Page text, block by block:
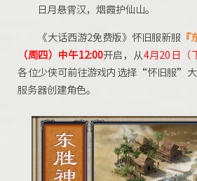
日月悬霄汉，烟霞护仙山。
《大话西游2免费版》怀旧服新服
（周四）中午12:00开启，从4月20日（
各位少侠可前往游戏内选择“怀旧服”
服务器创建角色。